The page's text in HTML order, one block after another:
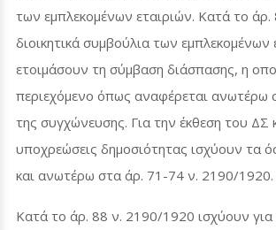
των εμπλεκομένων εταιριών. Κατά το
διοικητικά συμβούλια των εμπλεκομένων
ετοιμάσουν τη σύμβαση διάσπασης, η
περιεχόμενο όπως αναφέρεται ανωτέρω
της συγχώνευσης. Για την έκθεση του ΔΣ
υποχρεώσεις δημοσιότητας ισχύουν τα
και ανωτέρω στα άρ. 71-74 ν. 2190/1920.
Κατά το άρ. 88 ν. 2190/1920 ισχύουν για